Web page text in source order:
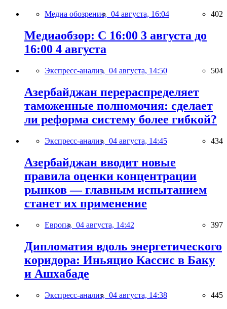
Медиа обозрение, 04 августа, 16:04 402
Медиаобзор: С 16:00 3 августа до
16:00 4 августа
Экспресс-анализ, 04 августа, 14:50 504
Азербайджан перераспределяет
таможенные полномочия: сделает
ли реформа систему более гибкой?
Экспресс-анализ, 04 августа, 14:45 434
Азербайджан вводит новые
правила оценки концентрации
рынков — главным испытанием
станет их применение
Европа, 04 августа, 14:42 397
Дипломатия вдоль энергетического
коридора: Иньяцио Кассис в Баку
и Ашхабаде
Экспресс-анализ, 04 августа, 14:38 445